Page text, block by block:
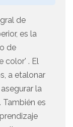
de
es la
de
color' . El
a etalonar
la
es